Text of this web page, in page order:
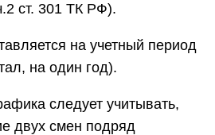
ст. 301 ТК РФ).
на учетный период
на один год).
следует учитывать,
двух смен подряд